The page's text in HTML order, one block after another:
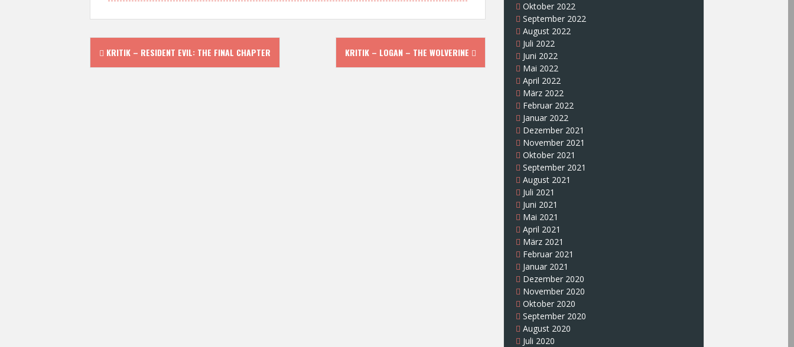
P KRITIK – RESIDENT EVIL: THE FINAL CHAPTER KRITIK – LOGAN – THE WOLVERINE
Oktober 2022
September 2022
August 2022
Juli 2022
Juni 2022
Mai 2022
April 2022
März 2022
Februar 2022
Januar 2022
Dezember 2021
November 2021
Oktober 2021
September 2021
August 2021
Juli 2021
Juni 2021
Mai 2021
April 2021
März 2021
Februar 2021
Januar 2021
Dezember 2020
November 2020
Oktober 2020
September 2020
August 2020
Juli 2020